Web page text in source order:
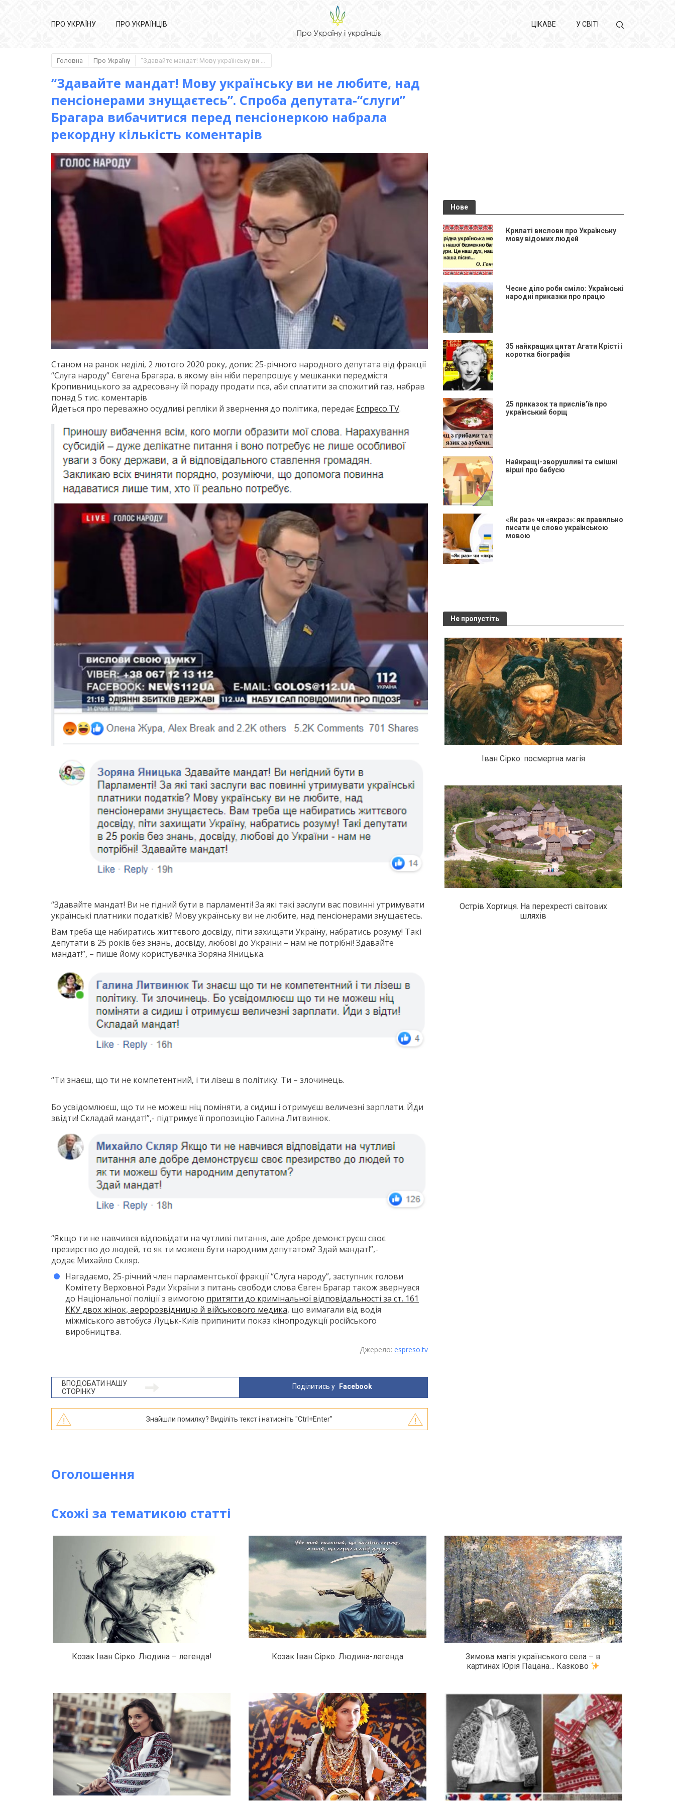
ПРО УКРАЇНУ ПРО УКРАЇНЦІВ ЦІКАВЕ У СВІТІ
Головна Про Україну “Здавайте мандат! Мову українську ви не любите, над пенсіонерами знущаєтесь”. Спроба депутата-“слуги” Брагара вибачитися перед пенсіонеркою набрала рекордну кількість коментарів
“Здавайте мандат! Мову українську ви не любите, над
пенсіонерами знущаєтесь”. Спроба депутата-“слуги”
Брагара вибачитися перед пенсіонеркою набрала
рекордну кількість коментарів
Станом на ранок неділі, 2 лютого 2020 року, допис 25-річного народного депутата від фракції
“Слуга народу” Євгена Брагара, в якому він ніби перепрошує у мешканки передмістя
Кропивницького за адресовану їй пораду продати пса, аби сплатити за спожитий газ, набрав
понад 5 тис. коментарів
Йдеться про переважно осудливі репліки й звернення до політика, передає Еспресо.TV.
“Здавайте мандат! Ви не гідний бути в парламенті! За які такі заслуги вас повинні утримувати
українські платники податків? Мову українську ви не любите, над пенсіонерами знущаєтесь.
Вам треба ще набиратись життєвого досвіду, піти захищати Україну, набратись розуму! Такі
депутати в 25 років без знань, досвіду, любові до України – нам не потрібні! Здавайте
мандат!”, – пише йому користувачка Зоряна Яницька.
“Ти знаєш, що ти не компетентний, і ти лізеш в політику. Ти – злочинець.
Бо усвідомлюєш, що ти не можеш ніц поміняти, а сидиш і отримуєш величезні зарплати. Йди
звідти! Складай мандат!”,- підтримує її пропозицію Галина Литвинюк.
“Якщо ти не навчився відповідати на чутливі питання, але добре демонструєш своє
презирство до людей, то як ти можеш бути народним депутатом? Здай мандат!”,-
додає Михайло Скляр.
Нагадаємо, 25-річний член парламентської фракції “Слуга народу”, заступник голови
Комітету Верховної Ради України з питань свободи слова Євген Брагар також звернувся
до Національної поліції з вимогою притягти до кримінальної відповідальності за ст. 161
ККУ двох жінок, аеророзвідницю й військового медика, що вимагали від водія
міжміського автобуса Луцьк-Київ припинити показ кінопродукції російського
виробництва.
Джерело: espreso.tv
ВПОДОБАТИ НАШУ
СТОРІНКУ
Поділитись у Facebook
Знайшли помилку? Виділіть текст і натисніть "Ctrl+Enter"
Оголошення
Нове
Крилаті вислови про Українську
мову відомих людей
Чесне діло роби сміло: Українські
народні приказки про працю
35 найкращих цитат Агати Крісті і
коротка біографія
25 приказок та прислів’їв про
український борщ
Найкращі-зворушливі та смішні
вірші про бабусю
«Як раз» чи «якраз»: як правильно
писати це слово українською
мовою
Не пропустіть
Іван Сірко: посмертна магія
Острів Хортиця. На перехресті світових
шляхів
Схожі за тематикою статті
Козак Іван Сірко. Людина – легенда! Козак Іван Сірко. Людина-легенда
Зимова магія українського села – в
картинах Юрія Пацана… Казково